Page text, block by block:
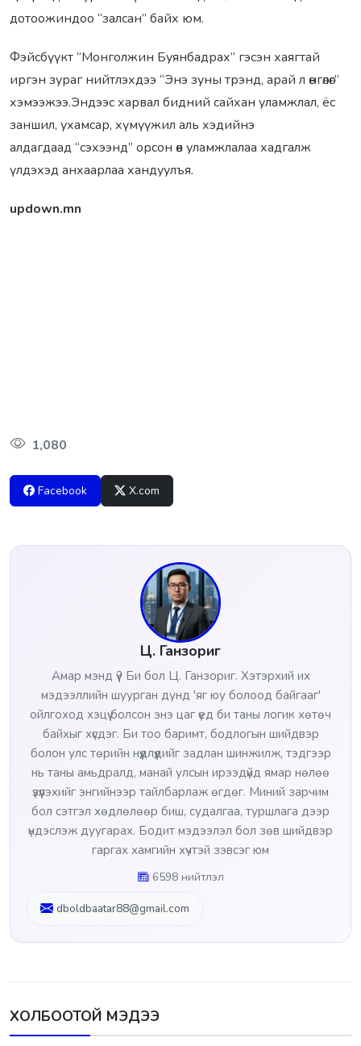
дотоожиндоо “залсан” байх юм.
Фэйсбүүкт “Монголжин Буянбадрах” гэсэн хаягтай
иргэн зураг нийтлэхдээ “Энэ зуны трэнд, арай л өнгөлөг”
хэмээжээ.Эндээс харвал бидний сайхан уламжлал, ёс
заншил, ухамсар, хүмүүжил аль хэдийнэ
алдагдаад “сэхээнд” орсон өв уламжлалаа хадгалж
үлдэхэд анхаарлаа хандуулъя.
updown.mn
1,080
Facebook X.com
Ц. Ганзориг
Амар мэнд үү? Би бол Ц. Ганзориг. Хэтэрхий их
мэдээллийн шуурган дунд 'яг юу болоод байгааг'
ойлгоход хэцүү болсон энэ цаг үед би таны логик хөтөч
байхыг хүсдэг. Би тоо баримт, бодлогын шийдвэр
болон улс төрийн нүүдлүүдийг задлан шинжилж, тэдгээр
нь таны амьдралд, манай улсын ирээдүйд ямар нөлөө
үзүүлэхийг энгийнээр тайлбарлаж өгдөг. Миний зарчим
бол сэтгэл хөдлөлөөр биш, судалгаа, туршлага дээр
үндэслэж дуугарах. Бодит мэдээлэл бол зөв шийдвэр
гаргах хамгийн хүчтэй зэвсэг юм
6598 нийтлэл
dboldbaatar88@gmail.com
ХОЛБООТОЙ МЭДЭЭ